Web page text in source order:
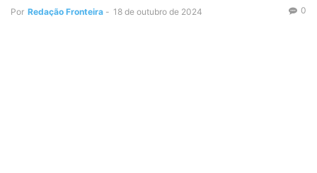
Por Redação Fronteira - 18 de outubro de 2024 0